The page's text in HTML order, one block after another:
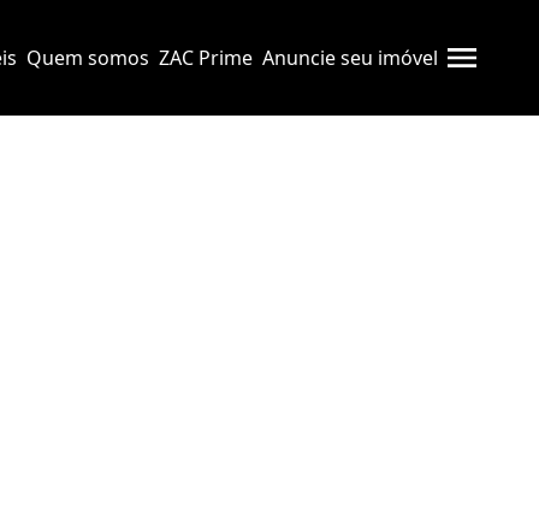
Quem somos ZAC Prime Anuncie seu imóvel